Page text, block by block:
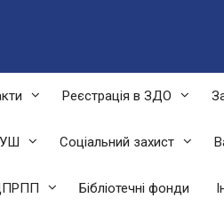
Реєстрація в ЗДО
Соціальний захист
Бібліотечні фонди